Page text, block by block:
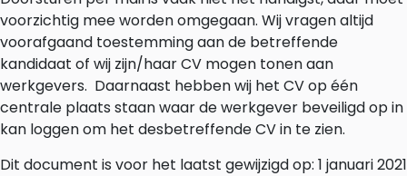
voorzichtig mee worden omgegaan. Wij vragen altijd
voorafgaand toestemming aan de betreffende
kandidaat of wij zijn/haar CV mogen tonen aan
werkgevers. Daarnaast hebben wij het CV op één
centrale plaats staan waar de werkgever beveiligd op in
kan loggen om het desbetreffende CV in te zien.
Dit document is voor het laatst gewijzigd op: 1 januari 2021